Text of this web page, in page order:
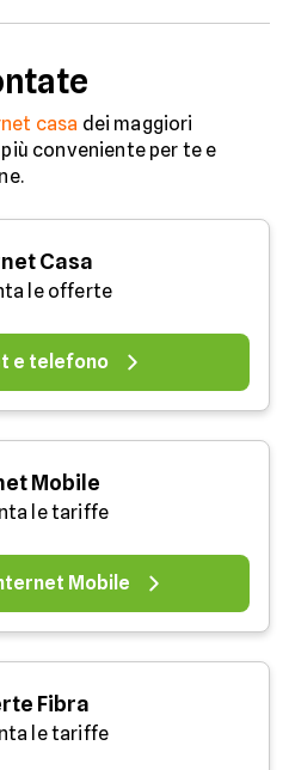
casa dei maggiori
conveniente per te e
Casa
le offerte
e telefono
Mobile
le tariffe
Mobile
Fibra
le tariffe